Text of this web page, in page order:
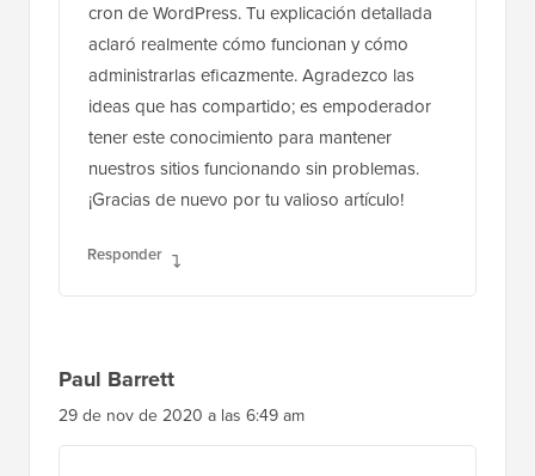
cron de WordPress. Tu explicación detallada
aclaró realmente cómo funcionan y cómo
administrarlas eficazmente. Agradezco las
ideas que has compartido; es empoderador
tener este conocimiento para mantener
nuestros sitios funcionando sin problemas.
¡Gracias de nuevo por tu valioso artículo!
Responder
Paul Barrett
29 de nov de 2020 a las 6:49 am